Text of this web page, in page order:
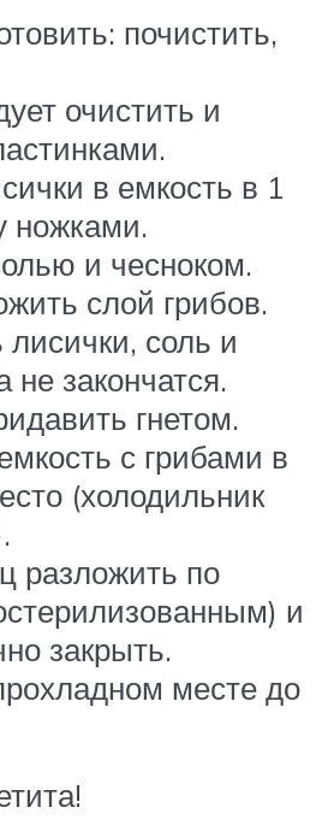
почистить,
очистить и
в емкость в 1
ножками.
и чесноком.
слой грибов.
лисички, соль и
не закончатся.
гнетом.
с грибами в
(холодильник
разложить по
и
закрыть.
месте до